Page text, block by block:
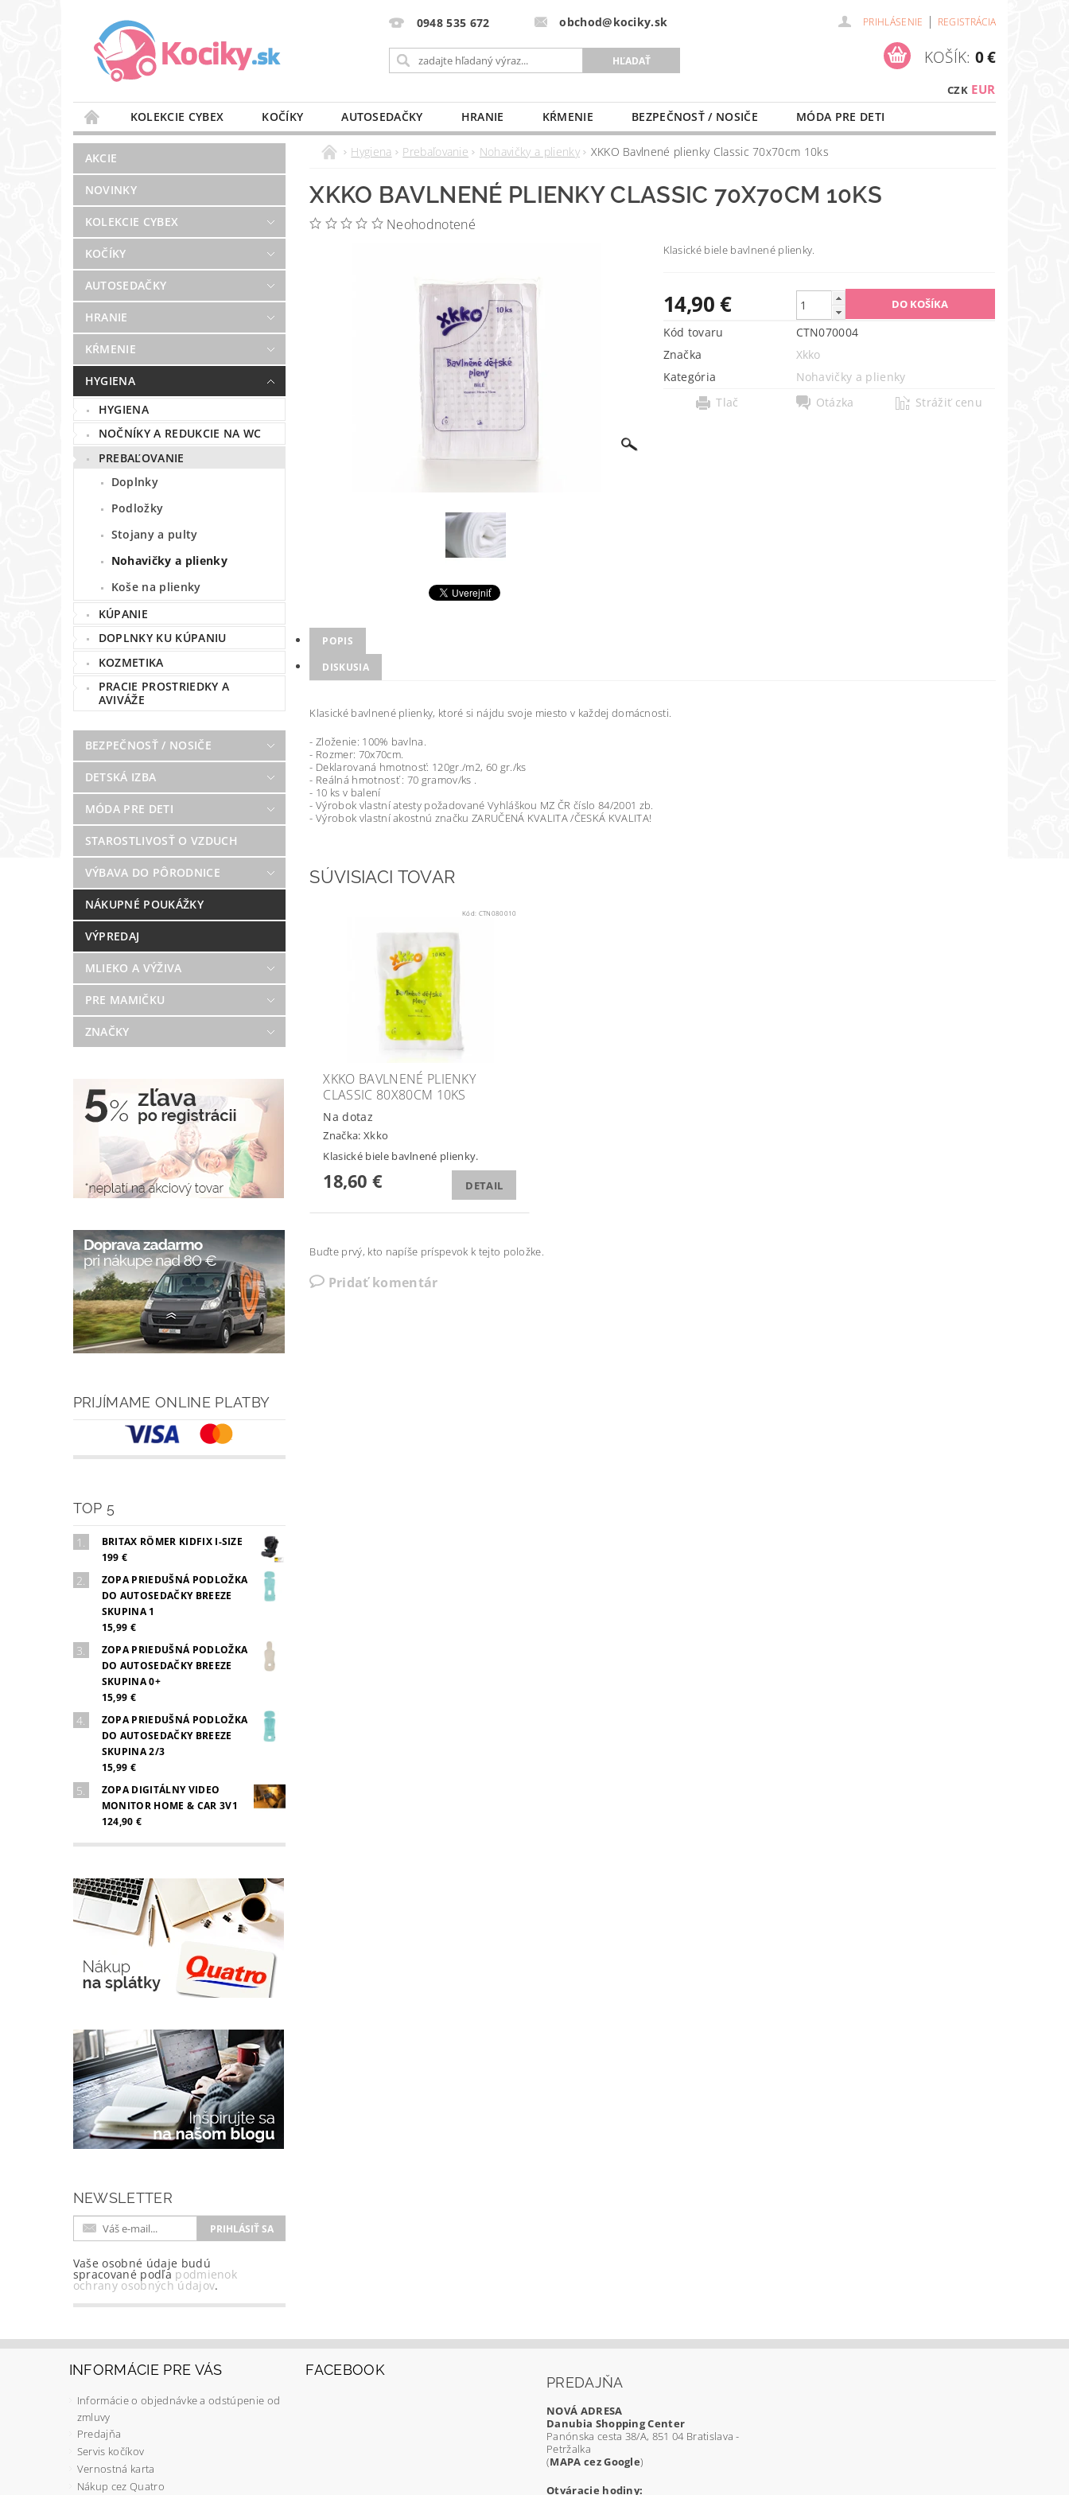
0948 535 672 obchod@kociky.sk PRIHLÁSENIE | REGISTRÁCIA
CZK EUR
KOŠÍK: 0 €
KOLEKCIE CYBEX KOČÍKY AUTOSEDAČKY HRANIE KŔMENIE BEZPEČNOSŤ / NOSIČE
MÓDA PRE DETI
STAROSTLIVOSŤ O VZDUCH
VÝBAVA DO PÔRODNICE MLIEKO A VÝŽIVA PRE MAMIČKU NAŠE SLUŽBY
BLOG
PREDAJŇA KONTAKT
AKCIE
NOVINKY
KOLEKCIE CYBEX
KOČÍKY
AUTOSEDAČKY
HRANIE
KŔMENIE
HYGIENA
HYGIENA
NOČNÍKY A REDUKCIE NA WC
PREBAĽOVANIE
Doplnky
Podložky
Stojany a pulty
Nohavičky a plienky
Koše na plienky
KÚPANIE
DOPLNKY KU KÚPANIU
KOZMETIKA
PRACIE PROSTRIEDKY A
AVIVÁŽE
BEZPEČNOSŤ / NOSIČE
DETSKÁ IZBA
MÓDA PRE DETI
STAROSTLIVOSŤ O VZDUCH
VÝBAVA DO PÔRODNICE
NÁKUPNÉ POUKÁŽKY
VÝPREDAJ
MLIEKO A VÝŽIVA
PRE MAMIČKU
ZNAČKY
PRIJÍMAME ONLINE PLATBY
TOP 5
BRITAX RÖMER KIDFIX I-SIZE
199 €
ZOPA PRIEDUŠNÁ PODLOŽKA
DO AUTOSEDAČKY BREEZE
SKUPINA 1
15,99 €
ZOPA PRIEDUŠNÁ PODLOŽKA
DO AUTOSEDAČKY BREEZE
SKUPINA 0+
15,99 €
ZOPA PRIEDUŠNÁ PODLOŽKA
DO AUTOSEDAČKY BREEZE
SKUPINA 2/3
15,99 €
ZOPA DIGITÁLNY VIDEO
MONITOR HOME & CAR 3V1
124,90 €
NEWSLETTER
Vaše osobné údaje budú
spracované podľa podmienok
ochrany osobných údajov.
Hygiena Prebaľovanie Nohavičky a plienky XKKO Bavlnené plienky Classic 70x70cm 10ks
XKKO BAVLNENÉ PLIENKY CLASSIC 70X70CM 10KS
Neohodnotené
Klasické biele bavlnené plienky.
14,90 €
Kód tovaru
CTN070004
Značka
Xkko
Kategória
Nohavičky a plienky
Tlač
Otázka Strážiť cenu
POPIS
DISKUSIA
Klasické bavlnené plienky, ktoré si nájdu svoje miesto v každej domácnosti.
- Zloženie: 100% bavlna.
- Rozmer: 70x70cm.
- Deklarovaná hmotnosť: 120gr./m2, 60 gr./ks
- Reálná hmotnosť : 70 gramov/ks .
- 10 ks v balení
- Výrobok vlastní atesty požadované Vyhláškou MZ ČR číslo 84/2001 zb.
- Výrobok vlastní akostnú značku ZARUČENÁ KVALITA /ČESKÁ KVALITA!
SÚVISIACI TOVAR
Kód: CTN080010
XKKO BAVLNENÉ PLIENKY
CLASSIC 80X80CM 10KS
Na dotaz
Značka: Xkko
Klasické biele bavlnené plienky.
18,60 € DETAIL
Buďte prvý, kto napíše príspevok k tejto položke.
Pridať komentár
INFORMÁCIE PRE VÁS
Informácie o objednávke a odstúpenie od
zmluvy
Predajňa
Servis kočíkov
Vernostná karta
Nákup cez Quatro
FACEBOOK
PREDAJŇA
NOVÁ ADRESA
Danubia Shopping Center
Panónska cesta 38/A, 851 04 Bratislava -
Petržalka
(MAPA cez Google)
Otváracie hodiny: